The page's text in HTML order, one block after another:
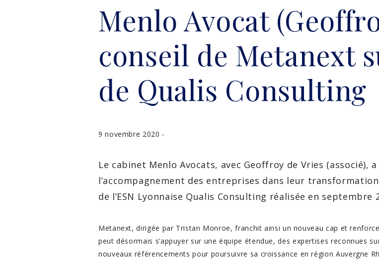
Menlo Avocat
conseil de Metanext
de Qualis Consulting
9 novembre 2020 -
Le cabinet Menlo Avocats, avec Geoffroy de Vries (associé),
l’accompagnement des entreprises dans leur
de l’ESN Lyonnaise Qualis Consulting réalisée en septembre
Metanext, dirigée par Tristan Monroe, franchit ainsi un nouveau cap et
peut désormais s’appuyer sur une équipe étendue, des expertises reconnues
nouveaux référencements pour poursuivre sa croissance en région Auvergne